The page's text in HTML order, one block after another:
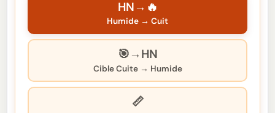
HN→🔥
Humide → Cuit
🎯→HN
Cible Cuite → Humide
📏